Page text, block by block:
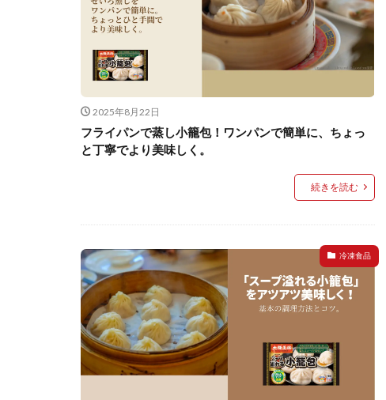
2025年8月22日
フライパンで蒸し小籠包！ワンパンで簡単に、ちょっ
と丁寧でより美味しく。
続きを読む
冷凍食品